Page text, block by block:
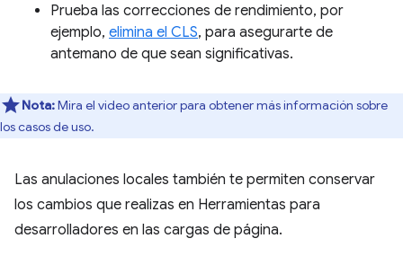
Prueba las correcciones de rendimiento, por
ejemplo, elimina el CLS, para asegurarte de
antemano de que sean significativas.
Nota:Mira el video anterior para obtener más información sobre
los casos de uso.
Las anulaciones locales también te permiten conservar
los cambios que realizas en Herramientas para
desarrolladores en las cargas de página.